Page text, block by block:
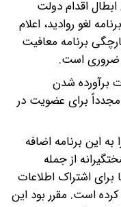
ابطال اقدام دولت
لغو روادید، اعلام
برنامه معافیت
ضروری است.
برآورده شدن
مجدداً برای عضویت در
این برنامه اضافه
از جمله
برای اشتراک اطلاعات
کرده است. مقرر بود این